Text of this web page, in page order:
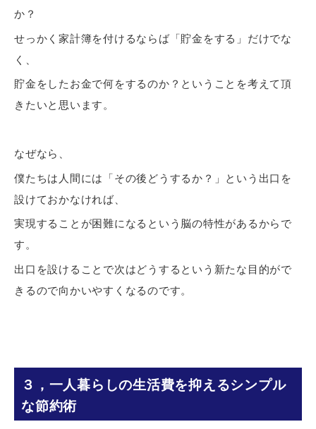
か？
せっかく家計簿を付けるならば「貯金をする」だけでな
く、
貯金をしたお金で何をするのか？ ということを考えて頂
きたいと思います。
なぜなら、
僕たちは人間には「その後どうするか？」という 出口を
設けておかなければ、
実現することが困難になるという脳の特性があるからで
す。
出口を設けることで次はどうするという 新たな目的がで
きるので向かいやすくなるのです。
３，一人暮らしの生活費を抑えるシンプル
な節約術